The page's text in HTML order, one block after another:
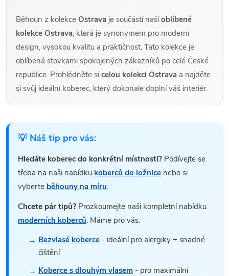
Běhoun z kolekce Ostrava je součástí našíoblíbené
kolekce Ostrava, která je synonymem pro moderní
design, vysokou kvalitu a praktičnost. Tato kolekce je
oblíbená stovkami spokojených zákazníků po celé České
republice. Prohlédněte si celou kolekci Ostrava a najděte
si svůj ideální koberec, který dokonale doplní váš interiér.
💡 Náš tip pro vás:
Hledáte koberec do konkrétní místnosti? Podívejte se
třeba na naši nabídku koberců do ložnice nebo si
vyberte běhouny na míru.
Chcete pár tipů? Prozkoumejte naši kompletní nabídku
moderních koberců. Máme pro vás:
Bezvlasé koberce - ideální pro alergiky + snadné
čištění
Koberce s dlouhým vlasem - pro maximální